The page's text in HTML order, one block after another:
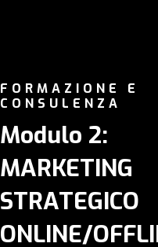
FORMAZIONE E
CONSULENZA
Modulo 2:
MARKETING
STRATEGICO
ONLINE/